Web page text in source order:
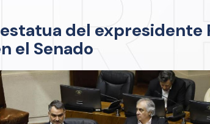
del expresidente
el Senado